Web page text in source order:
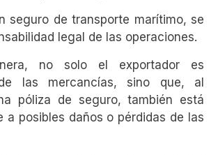
seguro de transporte marítimo, se
legal de las operaciones.
no solo el exportador es
las mercancías, sino que, al
póliza de seguro, también está
a posibles daños o pérdidas de las